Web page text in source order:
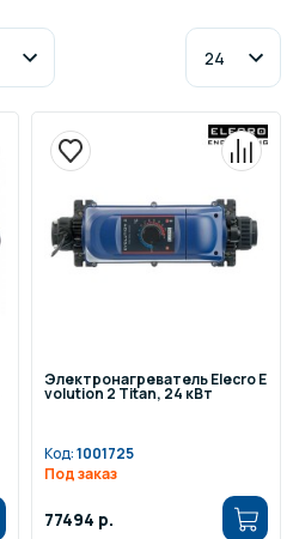
Электронагреватель Elecro E
volution 2 Titan, 24 кВт
Код:1001725
Под заказ
77494 р.